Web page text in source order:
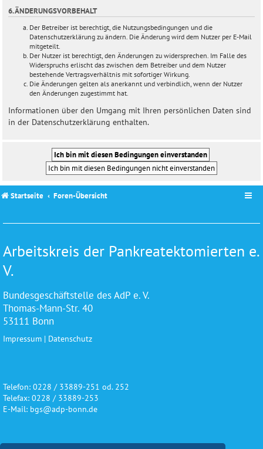
6. ÄNDERUNGSVORBEHALT
Der Betreiber ist berechtigt, die Nutzungsbedingungen und die
Datenschutzerklärung zu ändern. Die Änderung wird dem Nutzer per E-Mail
mitgeteilt.
Der Nutzer ist berechtigt, den Änderungen zu widersprechen. Im Falle des
Widerspruchs erlischt das zwischen dem Betreiber und dem Nutzer
bestehende Vertragsverhältnis mit sofortiger Wirkung.
Die Änderungen gelten als anerkannt und verbindlich, wenn der Nutzer
den Änderungen zugestimmt hat.
Informationen über den Umgang mit Ihren persönlichen Daten sind
in der Datenschutzerklärung enthalten.
Startseite Foren-Übersicht
Arbeitskreis der Pankreatektomierten e.
V.
Bundesgeschäftstelle des AdP e. V.
Thomas-Mann-Str. 40
53111 Bonn
Impressum | Datenschutz
Telefon: 0228 / 33889-251 od. 252
Telefax: 0228 / 33889-253
E-Mail: bgs@adp-bonn.de